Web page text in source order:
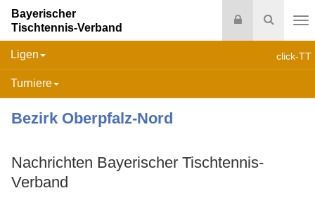
Suche
Login
Bayerischer
Tischtennis-Verband
click-TT
Ligen
Turniere
Bezirk Oberpfalz-Nord
Nachrichten Bayerischer Tischtennis-
Verband